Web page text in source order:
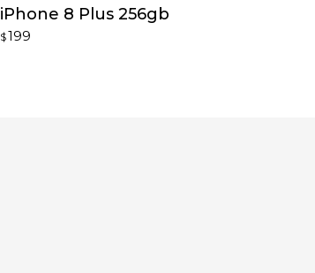
iPhone 8 Plus 256gb
$199